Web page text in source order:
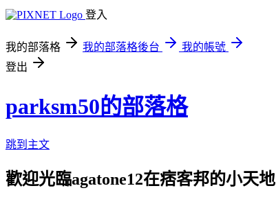
登入
我的部落格 我的部落格後台
我的帳號
登出
parksm50的部落格
跳到主文
歡迎光臨agatone12在痞客邦的小天地